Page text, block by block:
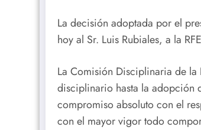
La decisión adoptada por el
hoy al Sr. Luis Rubiales, a la
La Comisión Disciplinaria de
disciplinario hasta la adopción
compromiso absoluto con el
con el mayor vigor todo